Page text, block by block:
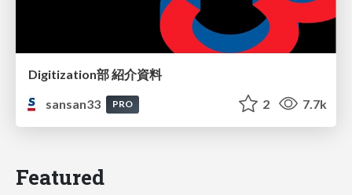
Digitization部 紹介資料
sansan33
PRO 2 7.7k
Featured